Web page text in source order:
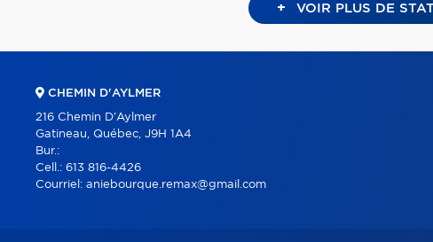
+ VOIR PLUS DE
CHEMIN D'AYLMER
216 Chemin D'Aylmer
Gatineau, Québec, J9H 1A4
Bur.:
Cell.: 613 816-4426
Courriel: aniebourque.remax@gmail.com